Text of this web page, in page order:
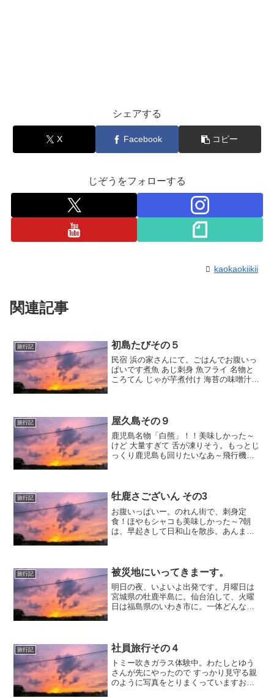
シェアする
X Facebook コピー
じぞうをフォローする
kaokaokiikii
関連記事
旅行記 初島たびその５
民宿 浜の家さんにて。ごはんでお腹いっ
ぱいです煮魚 あじ刺身 魚フライ 名物と
ころてん じゃが芋煮付け 海苔の味噌汁
旅行記 屋久島その９
鹿児島名物「白熊」！！美味しかった～
けど 大量すぎて 舌が凍りそう。もっとじ
っくり鹿児島も回りたいなあ～飛行機が
旅行記 牡鹿さございん その3
お腹いっぱいー。のれん街で、刺身定
食！ほやもシャコも美味しかった～?朝
は、早起きして日和山を散歩。あんまり
ばろー。
旅行記 被災地にいってきまーす。
明日の夜、いよいよ出発です。月曜日は
宮城県の牡鹿半島に。仙台泊して、火曜
日は福島県のいわき市に。一体どんな現
に！！！いままで旅行も さむいの...
旅行記 社員旅行その４
トミー吹きガラス体験中。わたしとゆう
さんが先にやったので すっかり見守る親
のように写真をとりまくっていますおも